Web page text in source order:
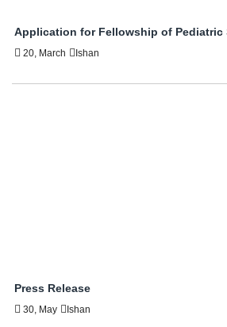
Application for Fellowship of Pediatric
20, March Ishan
Press Release
30, May Ishan